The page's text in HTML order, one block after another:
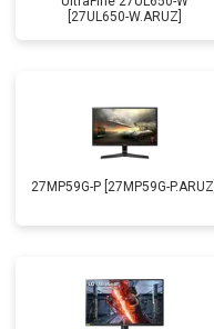
[27UL650-W.ARUZ]
27MP59G-P [27MP59G-P.ARUZ]